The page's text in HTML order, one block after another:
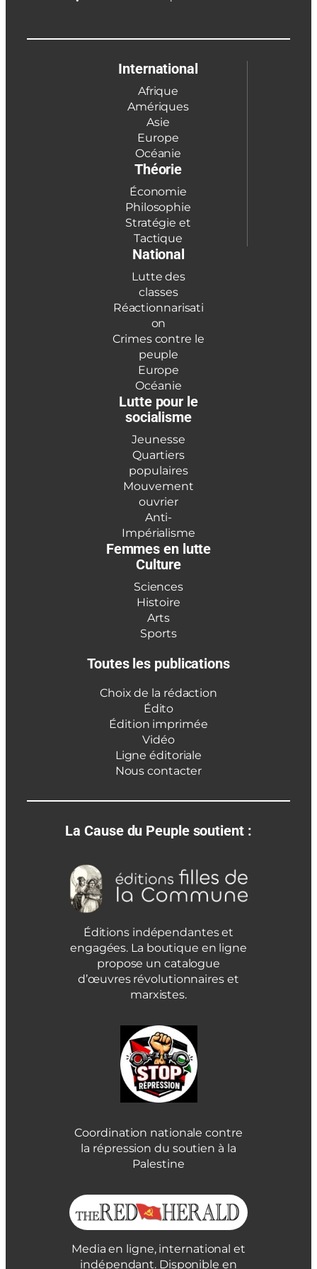
International
Afrique
Amériques
Asie
Europe
Océanie
Théorie
Économie
Philosophie
Stratégie et
Tactique
National
Lutte des
classes
Réactionnarisati
on
Crimes contre le
peuple
Europe
Océanie
Lutte pour le
socialisme
Jeunesse
Quartiers
populaires
Mouvement
ouvrier
Anti-
Impérialisme
Femmes en lutte
Culture
Sciences
Histoire
Arts
Sports
Toutes les publications
Choix de la rédaction
Édito
Édition imprimée
Vidéo
Ligne éditoriale
Nous contacter
La Cause du Peuple soutient :
Éditions indépendantes et
engagées. La boutique en ligne
propose un catalogue
d’œuvres révolutionnaires et
marxistes.
Coordination nationale contre
la répression du soutien à la
Palestine
Media en ligne, international et
indépendant. Disponible en